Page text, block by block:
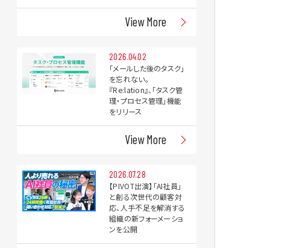
View More
2026.04.02
「メールした後のタスク」
を忘れない。
『Re:lation』、「タスク管
理・プロセス管理」機能
をリリース
View More
2026.07.28
【PIVOT出演】「AI社員」
と創る次世代の顧客対
応、人手不足を解消する
組織の新フォーメーショ
ンを公開